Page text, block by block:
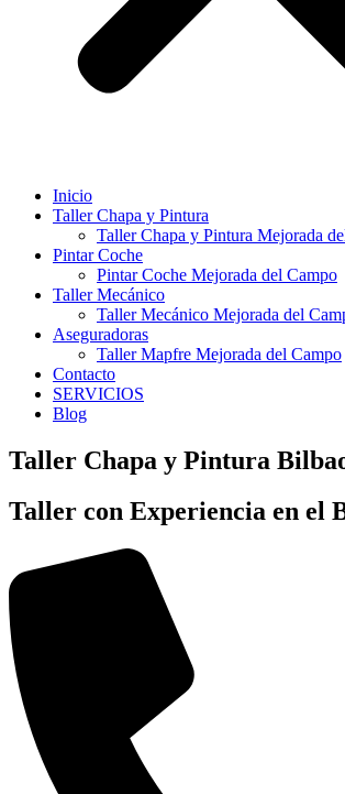
Inicio
Taller Chapa y Pintura
Taller Chapa y Pintura Mejorada
Pintar Coche
Pintar Coche Mejorada del Campo
Taller Mecánico
Taller Mecánico Mejorada del
Aseguradoras
Taller Mapfre Mejorada del Campo
Contacto
SERVICIOS
Blog
Taller Chapa y Pintura
Taller con Experiencia en el